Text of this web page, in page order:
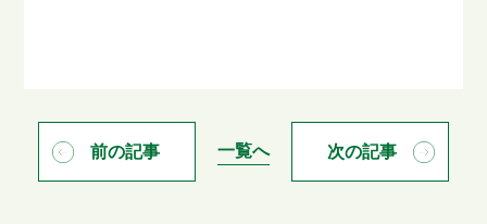
前の記事 一覧へ 次の記事